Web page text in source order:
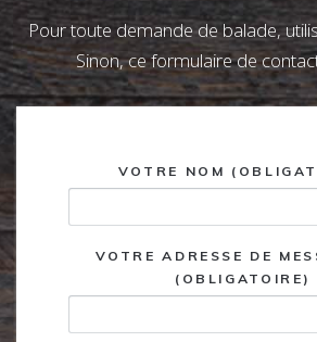
Pour toute demande de balade,
Sinon, ce formulaire de
VOTRE NOM
VOTRE ADRESSE DE
(OBLIGATOIRE)